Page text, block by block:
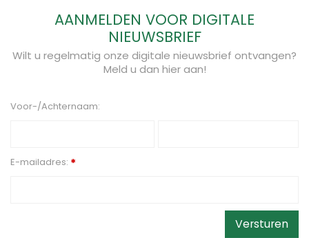
AANMELDEN VOOR DIGITALE
NIEUWSBRIEF
Wilt u regelmatig onze digitale nieuwsbrief ontvangen?
Meld u dan hier aan!
Voor-/Achternaam:
E-mailadres: *